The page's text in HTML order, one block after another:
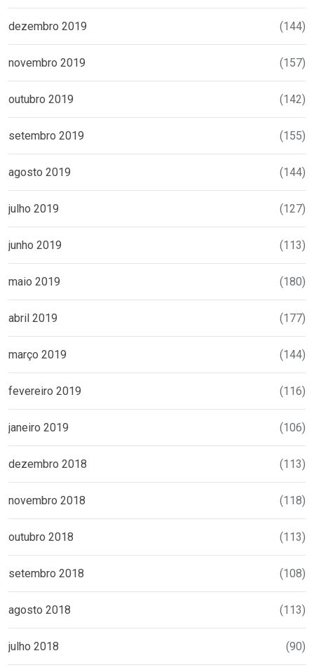
dezembro 2019 (144)
novembro 2019 (157)
outubro 2019 (142)
setembro 2019 (155)
agosto 2019 (144)
julho 2019 (127)
junho 2019 (113)
maio 2019 (180)
abril 2019 (177)
março 2019 (144)
fevereiro 2019 (116)
janeiro 2019 (106)
dezembro 2018 (113)
novembro 2018 (118)
outubro 2018 (113)
setembro 2018 (108)
agosto 2018 (113)
julho 2018 (90)